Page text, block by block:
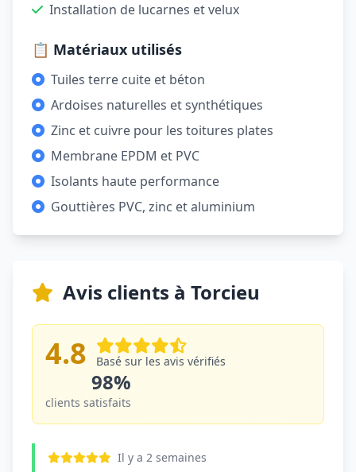
Installation de lucarnes et velux
📋 Matériaux utilisés
Tuiles terre cuite et béton
Ardoises naturelles et synthétiques
Zinc et cuivre pour les toitures plates
Membrane EPDM et PVC
Isolants haute performance
Gouttières PVC, zinc et aluminium
Avis clients à Torcieu
4.8 Basé sur les avis vérifiés
98%
clients satisfaits
Il y a 2 semaines